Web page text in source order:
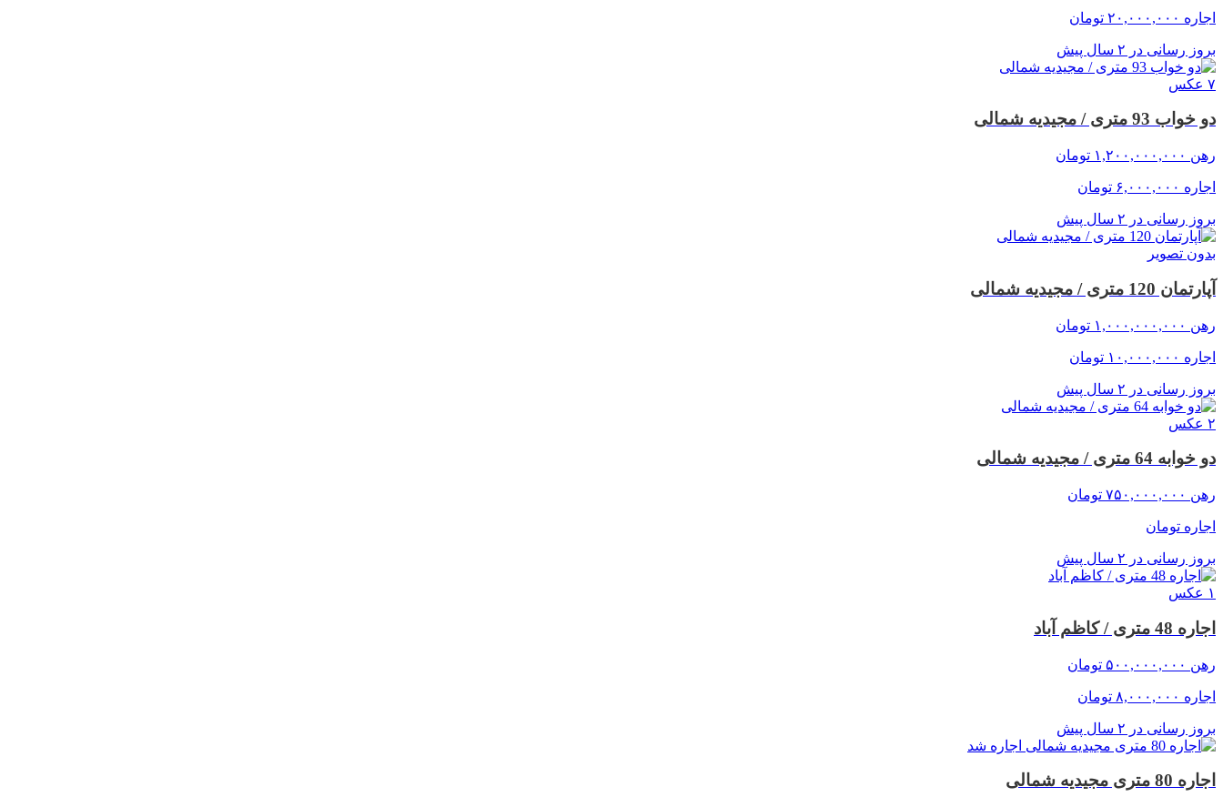
اجاره ۲۰,۰۰۰,۰۰۰ تومان
بروز رسانی در ۲ سال پیش
۷ عکس
دو خواب 93 متری / مجیدیه شمالی
رهن ۱,۲۰۰,۰۰۰,۰۰۰ تومان
اجاره ۶,۰۰۰,۰۰۰ تومان
بروز رسانی در ۲ سال پیش
بدون تصویر
آپارتمان 120 متری / مجیدیه شمالی
رهن ۱,۰۰۰,۰۰۰,۰۰۰ تومان
اجاره ۱۰,۰۰۰,۰۰۰ تومان
بروز رسانی در ۲ سال پیش
۲ عکس
دو خوابه 64 متری / مجیدیه شمالی
رهن ۷۵۰,۰۰۰,۰۰۰ تومان
اجاره تومان
بروز رسانی در ۲ سال پیش
۱ عکس
اجاره 48 متری / کاظم آباد
رهن ۵۰۰,۰۰۰,۰۰۰ تومان
اجاره ۸,۰۰۰,۰۰۰ تومان
بروز رسانی در ۲ سال پیش
اجاره شد
اجاره 80 متری مجیدیه شمالی